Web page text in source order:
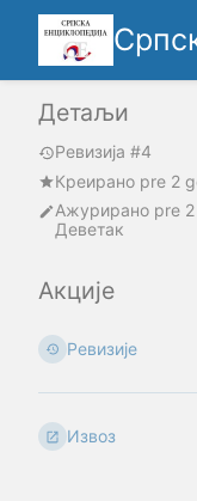
Детаљи
Ревизија #4
Креирано pre 2
Ажурирано pre
Деветак
Акције
Ревизије
Извоз